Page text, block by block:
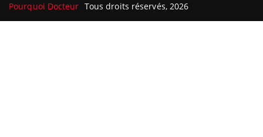
Pourquoi Docteur Tous droits réservés, 2026